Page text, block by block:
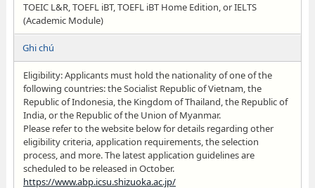
TOEIC L&R, TOEFL iBT, TOEFL iBT Home Edition, or IELTS
(Academic Module)
Ghi chú
Eligibility: Applicants must hold the nationality of one of the
following countries: the Socialist Republic of Vietnam, the
Republic of Indonesia, the Kingdom of Thailand, the Republic of
India, or the Republic of the Union of Myanmar.
Please refer to the website below for details regarding other
eligibility criteria, application requirements, the selection
process, and more. The latest application guidelines are
scheduled to be released in October.
https://www.abp.icsu.shizuoka.ac.jp/